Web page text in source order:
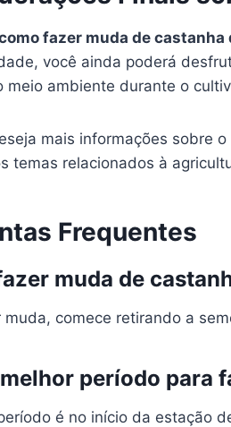
fazer muda de castanha
você ainda poderá
meio ambiente durante o
mais informações sobre
temas relacionados à
Frequentes
muda de
muda, comece retirando a
período para
é no início da estação